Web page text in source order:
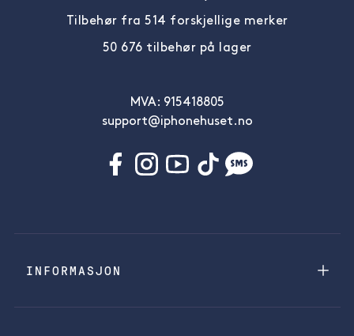
Tilbehør fra 514 forskjellige merker
50 676 tilbehør på lager
MVA: 915418805
support@iphonehuset.no
INFORMASJON